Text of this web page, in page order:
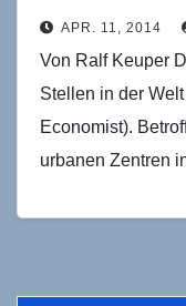
APR. 11, 2014
Von Ralf Keuper
Stellen in der
Economist).
urbanen Zentren